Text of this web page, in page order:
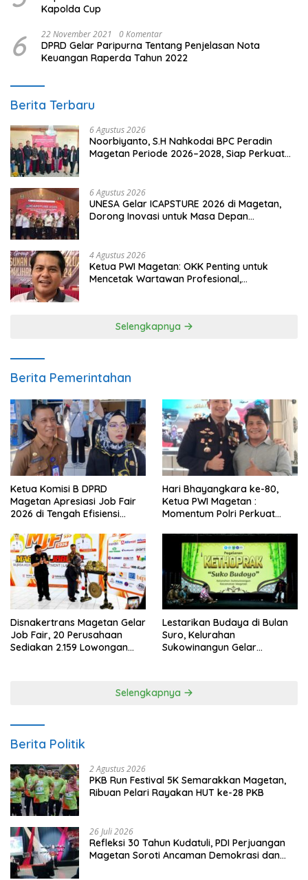
Kapolda Cup
6 22 November 2021 0 Komentar
DPRD Gelar Paripurna Tentang Penjelasan Nota
Keuangan Raperda Tahun 2022
Berita Terbaru
6 Agustus 2026
Noorbiyanto, S.H Nahkodai BPC Peradin
Magetan Periode 2026–2028, Siap Perkuat
6 Agustus 2026
UNESA Gelar ICAPSTURE 2026 di Magetan,
Dorong Inovasi untuk Masa Depan
4 Agustus 2026
Ketua PWI Magetan: OKK Penting untuk
Mencetak Wartawan Profesional,
Selengkapnya
Berita Pemerintahan
Ketua Komisi B DPRD
Magetan Apresiasi Job Fair
2026 di Tengah Efisiensi
Hari Bhayangkara ke-80,
Ketua PWI Magetan :
Momentum Polri Perkuat
Disnakertrans Magetan Gelar
Job Fair, 20 Perusahaan
Sediakan 2.159 Lowongan
Lestarikan Budaya di Bulan
Suro, Kelurahan
Sukowinangun Gelar
Selengkapnya
Berita Politik
2 Agustus 2026
PKB Run Festival 5K Semarakkan Magetan,
Ribuan Pelari Rayakan HUT ke-28 PKB
26 Juli 2026
Refleksi 30 Tahun Kudatuli, PDI Perjuangan
Magetan Soroti Ancaman Demokrasi dan